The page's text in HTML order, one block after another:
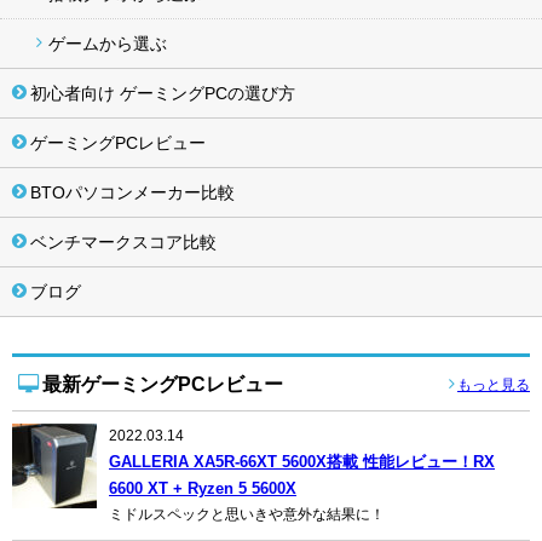
ゲームから選ぶ
初心者向け ゲーミングPCの選び方
ゲーミングPCレビュー
BTOパソコンメーカー比較
ベンチマークスコア比較
ブログ
最新ゲーミングPCレビュー もっと見る
2022.03.14
GALLERIA XA5R-66XT 5600X搭載 性能レビュー！RX
6600 XT + Ryzen 5 5600X
ミドルスペックと思いきや意外な結果に！